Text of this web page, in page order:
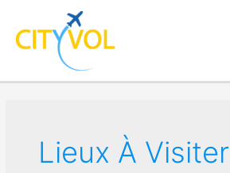
contenu
Lieux À Visiter